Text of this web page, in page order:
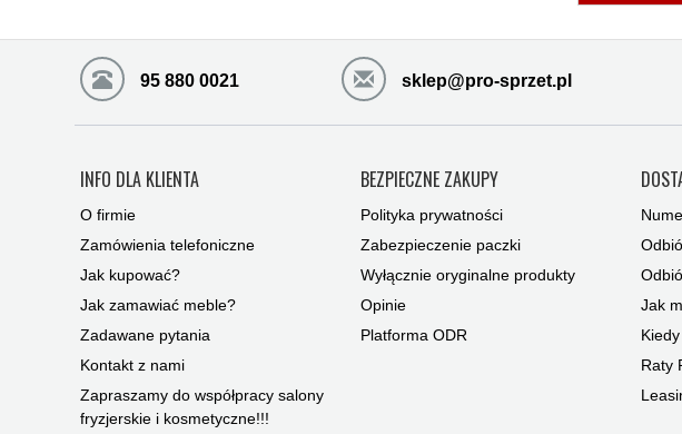
95 880 0021 sklep@pro-sprzet.pl
INFO DLA KLIENTA
O firmie
Zamówienia telefoniczne
Jak kupować?
Jak zamawiać meble?
Zadawane pytania
Kontakt z nami
Zapraszamy do współpracy salony
fryzjerskie i kosmetyczne!!!
BEZPIECZNE ZAKUPY
Polityka prywatności
Zabezpieczenie paczki
Wyłącznie oryginalne produkty
Opinie
Platforma ODR
Jak
Raty